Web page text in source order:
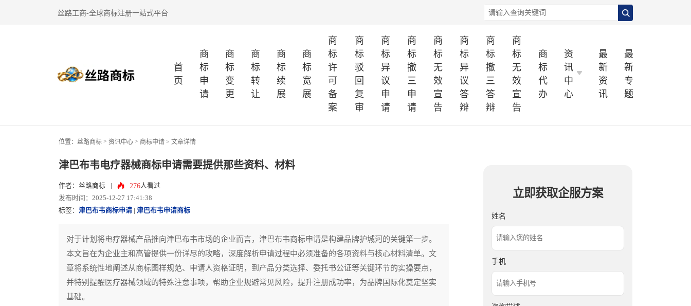
丝路工商-全球商标注册一站式平台
首
页
商
标
申
请
商
标
变
更
商
标
转
让
商
标
续
展
商
标
宽
展
商
标
许
可
备
案
商
标
驳
回
复
审
商
标
异
议
申
请
商
标
撤
三
申
请
商
标
无
效
宣
告
商
标
异
议
答
辩
商
标
撤
三
答
辩
商
标
无
效
宣
告
商
标
代
办
资
讯
中
心
最
新
资
讯
最
新
专
题
位置： 丝路商标 > 资讯中心 > 商标申请 > 文章详情
津巴布韦电疗器械商标申请需要提供那些资料、材料
作者：丝路商标 276人看过
发布时间：2025-12-27 17:41:38
标签： 津巴布韦商标申请 津巴布韦申请商标
对于计划将电疗器械产品推向津巴布韦市场的企业而言，津巴布韦商标申请是构建品牌护城河的关键第一步。
本文旨在为企业主和高管提供一份详尽的攻略，深度解析申请过程中必须准备的各项资料与核心材料清单。文
章将系统性地阐述从商标图样规范、申请人资格证明，到产品分类选择、委托书公证等关键环节的实操要点，
并特别提醒医疗器械领域的特殊注意事项，帮助企业规避常见风险，提升注册成功率，为品牌国际化奠定坚实
基础。
立即获取企服方案
姓名
手机